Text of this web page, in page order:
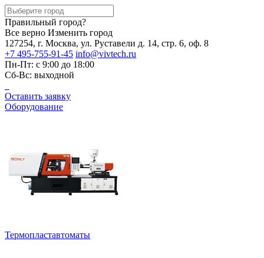
Правильный город?
Все верно Изменить город
127254, г. Москва, ул. Руставели д. 14, стр. 6, оф. 8
+7 495-755-91-45 info@vivtech.ru
Пн-Пт: с 9:00 до 18:00
Сб-Вс: выходной
Оставить заявку
Оборудование
Термопластавтоматы